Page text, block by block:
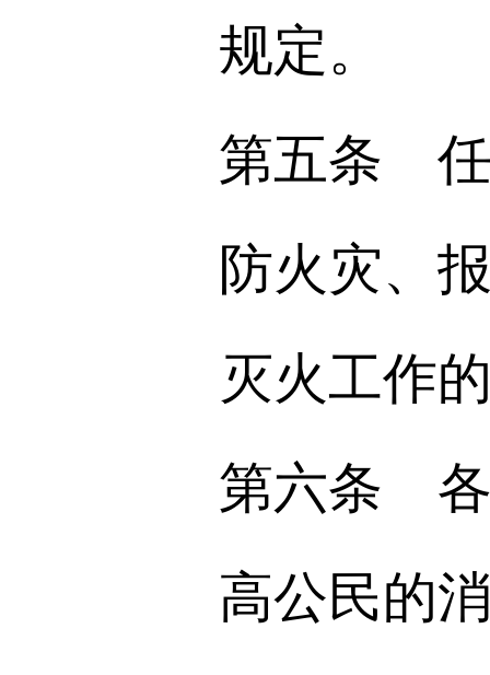
规定。
第五条 任
防火灾、
灭火工作
第六条 各
高公民的